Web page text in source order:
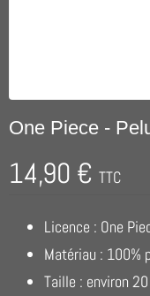
One Piece -
14,90 € TTC
Licence : One
Matériau : 100%
Taille : environ